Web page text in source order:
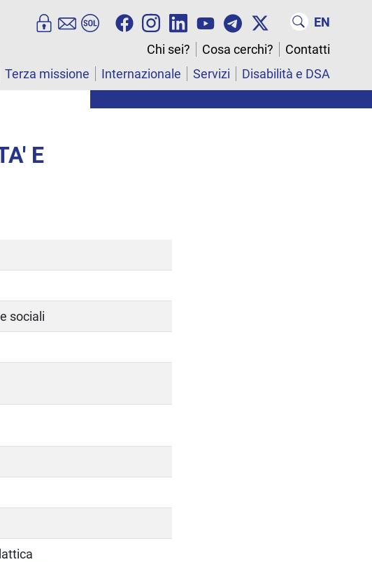
EN
Chi sei?
Cosa cerchi?
Contatti
Terza missione Internazionale Servizi Disabilità e DSA
E
sociali